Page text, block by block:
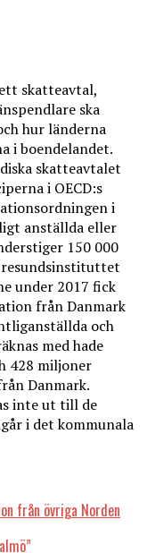
skatteavtal,
ska
hur länderna
i boendelandet.
skatteavtalet
i OECD:s
i
anställda eller
150 000
under 2017 fick
från Danmark
och
med hade
428 miljoner
Danmark.
inte ut till de
i det kommunala
från övriga Norden